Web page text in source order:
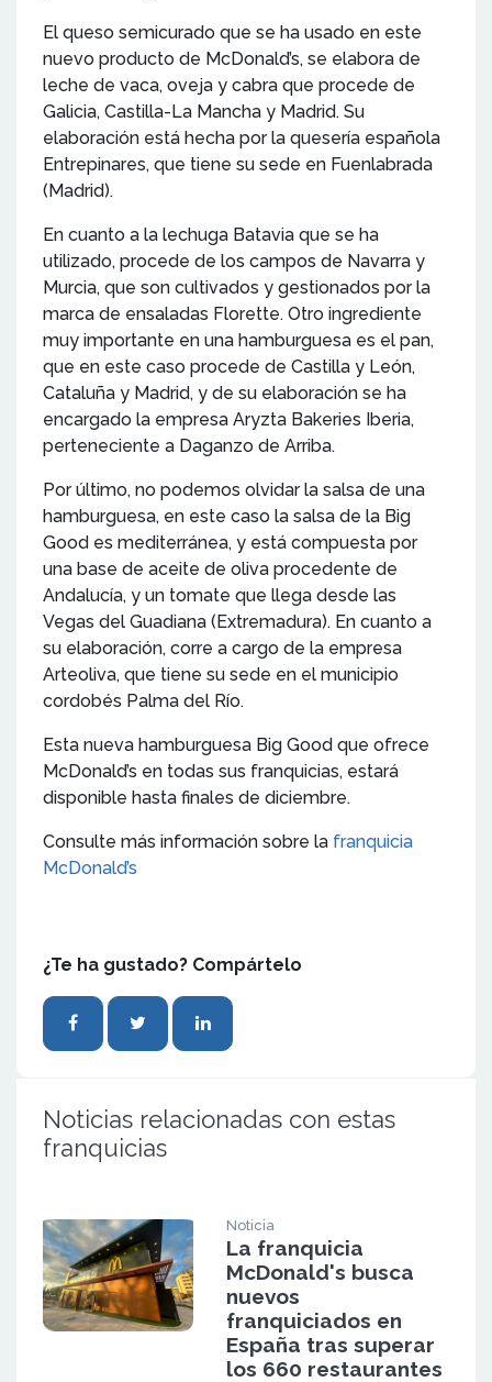
El queso semicurado que se ha usado en este
nuevo producto de McDonald’s, se elabora de
leche de vaca, oveja y cabra que procede de
Galicia, Castilla-La Mancha y Madrid. Su
elaboración está hecha por la quesería española
Entrepinares, que tiene su sede en Fuenlabrada
(Madrid).
En cuanto a la lechuga Batavia que se ha
utilizado, procede de los campos de Navarra y
Murcia, que son cultivados y gestionados por la
marca de ensaladas Florette. Otro ingrediente
muy importante en una hamburguesa es el pan,
que en este caso procede de Castilla y León,
Cataluña y Madrid, y de su elaboración se ha
encargado la empresa Aryzta Bakeries Iberia,
perteneciente a Daganzo de Arriba.
Por último, no podemos olvidar la salsa de una
hamburguesa, en este caso la salsa de la Big
Good es mediterránea, y está compuesta por
una base de aceite de oliva procedente de
Andalucía, y un tomate que llega desde las
Vegas del Guadiana (Extremadura). En cuanto a
su elaboración, corre a cargo de la empresa
Arteoliva, que tiene su sede en el municipio
cordobés Palma del Río.
Esta nueva hamburguesa Big Good que ofrece
McDonald’s en todas sus franquicias, estará
disponible hasta finales de diciembre.
Consulte más información sobre la franquicia
McDonald’s
¿Te ha gustado? Compártelo
Noticias relacionadas con estas
franquicias
Noticia
La franquicia
McDonald's busca
nuevos
franquiciados en
España tras superar
los 660 restaurantes